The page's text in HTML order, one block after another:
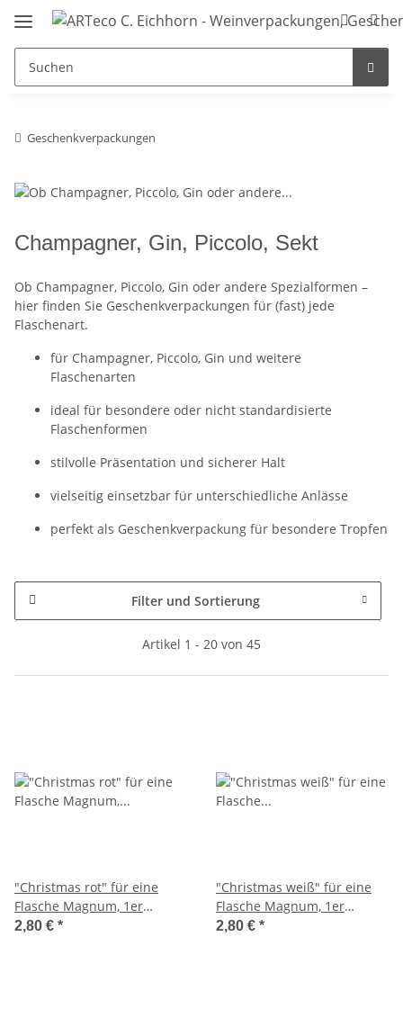
Geschenkverpackungen
Champagner, Gin, Piccolo, Sekt
Ob Champagner, Piccolo, Gin oder andere Spezialformen –
hier finden Sie Geschenkverpackungen für (fast) jede
Flaschenart.
für Champagner, Piccolo, Gin und weitere
Flaschenarten
ideal für besondere oder nicht standardisierte
Flaschenformen
stilvolle Präsentation und sicherer Halt
vielseitig einsetzbar für unterschiedliche Anlässe
perfekt als Geschenkverpackung für besondere Tropfen
Filter und Sortierung
Artikel 1 - 20 von 45
"Christmas rot" für eine
Flasche Magnum, 1er
Faltschachtel
2,80 € *
"Christmas weiß" für eine
Flasche Magnum, 1er
Faltschachtel
2,80 € *